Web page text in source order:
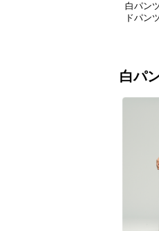
白パン
ドパン
白パ